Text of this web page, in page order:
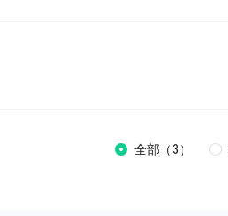
全部（3）